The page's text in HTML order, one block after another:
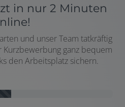
in nur 2 Minuten
und unser Team tatkräftig
ganz bequem
den Arbeitsplatz sichern.